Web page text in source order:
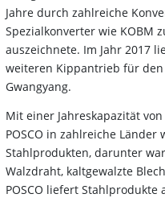
Jahre durch zahlreiche
Spezialkonverter wie KOBM
auszeichnete. Im Jahr 2017
weiteren Kippantrieb für den
Gwangyang.
Mit einer Jahreskapazität
POSCO in zahlreiche
Stahlprodukten, darunter
Walzdraht, kaltgewalzte
POSCO liefert